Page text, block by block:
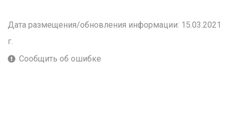
Дата размещения/обновления информации: 15.03.2021
г.
Сообщить об ошибке